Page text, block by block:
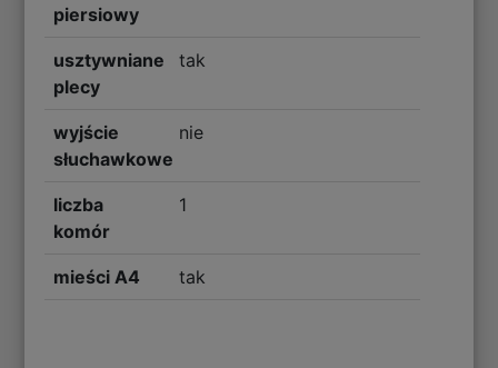
piersiowy
usztywniane
plecy
tak
wyjście
słuchawkowe
nie
liczba
komór
1
mieści A4 tak